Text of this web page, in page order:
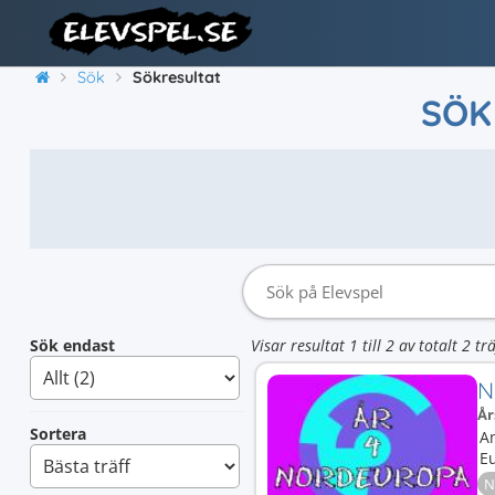
Sök Sökresultat
Sök endast
Sortera
Visar resultat 1 till 2 av totalt 2